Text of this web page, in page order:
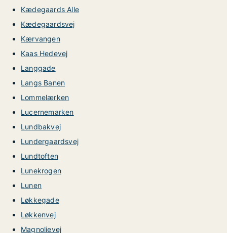
Kædegaards Alle
Kædegaardsvej
Kærvangen
Kaas Hedevej
Langgade
Langs Banen
Lommelærken
Lucernemarken
Lundbakvej
Lundergaardsvej
Lundtoften
Lunekrogen
Lunen
Løkkegade
Løkkenvej
Magnolievej